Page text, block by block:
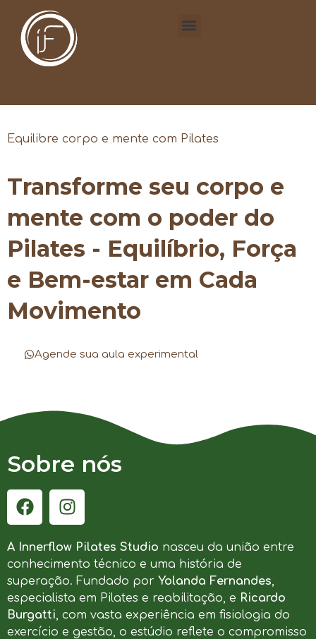
Equilibre corpo e mente com Pilates
Transforme seu corpo e
mente com o poder do
Pilates - Equilíbrio, Força
e Bem-estar em Cada
Movimento
Agende sua aula experimental
Sobre nós
A Innerflow Pilates Studio nasceu da união entre
conhecimento técnico e uma história de
superação. Fundado por Yolanda Fernandes,
especialista em Pilates e reabilitação, e Ricardo
Burgatti, com vasta experiência em fisiologia do
exercício e gestão, o estúdio reflete o compromisso